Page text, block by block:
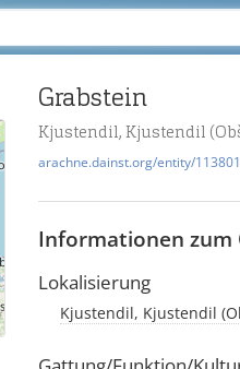
Grabstein
Kjustendil, Kjustendil
arachne.dainst.org/entity/
Informationen zum
Lokalisierung
Kjustendil, Kjustendil